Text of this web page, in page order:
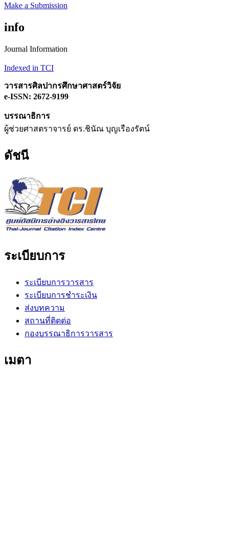
Make a Submission
info
Journal Information
Indexed in TCI
วารสารศิลปากรศึกษาศาสตร์วิจัย
e-ISSN: 2672-9199
บรรณาธิการ
ผู้ช่วยศาสตราจารย์ ดร.ชินัณ บุญเรืองรัตน์
ดัชนี
ระเบียบการ
ระเบียบการวารสาร
ระเบียบการชำระเงิน
ส่งบทความ
สถานที่ติดต่อ
กองบรรณาธิการวารสาร
เมตา